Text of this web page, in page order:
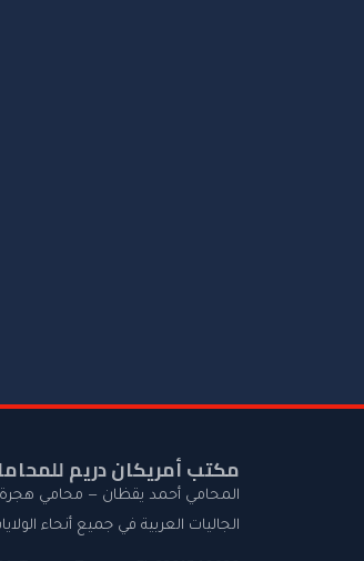
مكتب أمريكان دريم
المحامي أحمد يقظان — محامي هجرة
الجاليات العربية في جميع أنحاء